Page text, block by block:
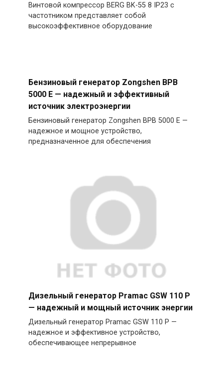
Винтовой компрессор BERG BK-55 8 IP23 с
частотником представляет собой
высокоэффективное оборудование
Бензиновый генератор Zongshen BPB
5000 E — надежный и эффективный
источник электроэнергии
Бензиновый генератор Zongshen BPB 5000 E —
надежное и мощное устройство,
предназначенное для обеспечения
Дизельный генератор Pramac GSW 110 P
— надежный и мощный источник энергии
Дизельный генератор Pramac GSW 110 P —
надежное и эффективное устройство,
обеспечивающее непрерывное